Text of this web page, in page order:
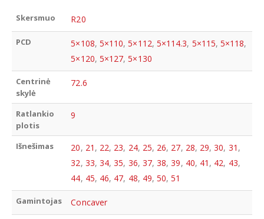
Skersmuo R20
PCD 5×108, 5×110,5×112, 5×114.3, 5×115,5×118,
5×120, 5×127,5×130
Centrinė
skylė
72.6
Ratlankio
plotis
9
Išnešimas 20, 21 , 22, 23, 24, 25, 26, 27, 28, 29,30, 31 ,
32, 33, 34,35, 36, 37,38,39, 40, 41 , 42, 43,
44, 45, 46, 47, 48, 49,50,51
Gamintojas Concaver